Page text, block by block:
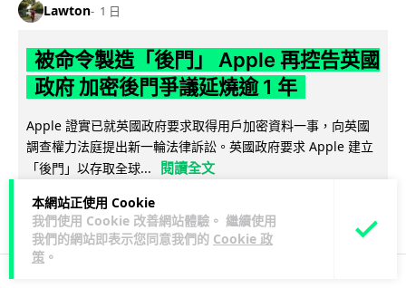
本網站正使用 Cookie
我們使用 Cookie 改善網站體驗。 繼續使用
我們的網站即表示您同意我們的 Cookie 政
策 。
Lawton 1 日
被命令製造「後門」 Apple 再控告英國
政府 加密後門爭議延燒逾 1 年
Apple 證實已就英國政府要求取得用戶加密資料一事，向英國
調查權力法庭提出新一輪法律訴訟。英國政府要求 Apple 建立
「後門」以存取全球...
閱讀全文
306 40 ↗ 分享